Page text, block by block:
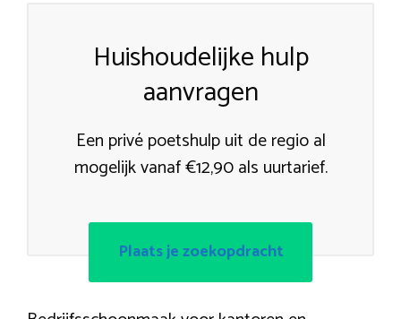
Huishoudelijke hulp
aanvragen
Een privé poetshulp uit de regio al
mogelijk vanaf €12,90 als uurtarief.
Plaats je zoekopdracht